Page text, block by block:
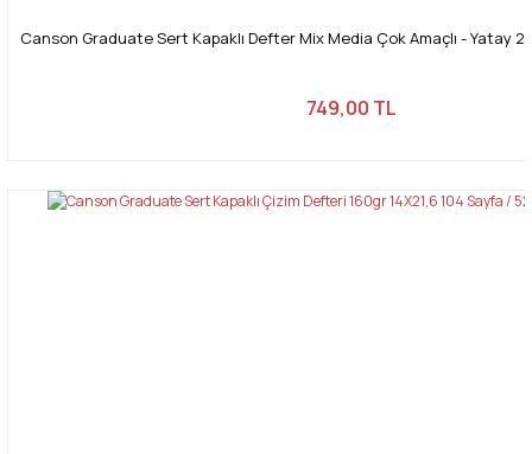
Canson Graduate Sert Kapaklı Defter Mix Media Çok Amaçlı - Yatay
749,00 TL